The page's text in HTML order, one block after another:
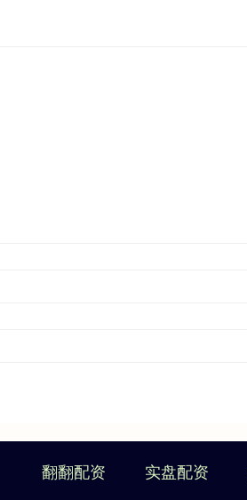
翻翻配资 实盘配资